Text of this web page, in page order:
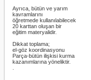
Ayrıca, bütün ve yarım
kavramlarını
öğretmede kullanılabilecek
20 karttan oluşan bir
eğitim materyalidir.
Dikkat toplama;
el-göz koordinasyonu
Parça-bütün ilişkisi kurma
kazanımlarına yöneliktir.